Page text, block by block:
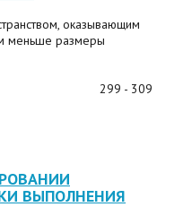
оказывающим
меньше размеры
299 - 309
ВЫПОЛНЕНИЯ